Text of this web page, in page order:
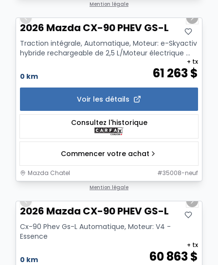
Mention légale
Previous slide
Next
2026 Mazda CX-90 PHEV GS-L
Traction intégrale, Automatique, Moteur: e-Skyactiv
hybride rechargeable de 2,5 L/Moteur électrique ...
0 km 61 263$
+ tx
Voir les détails
Consultez l'historique
Commencer votre achat
Mazda Chatel #35008-neuf
Mention légale
Previous slide
Next
2026 Mazda CX-90 PHEV GS-L
Cx-90 Phev Gs-L Automatique, Moteur: V4 -
Essence
0 km 60 863$
+ tx